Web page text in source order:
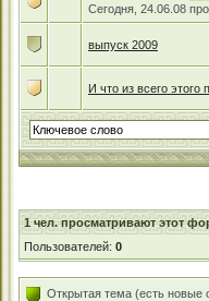
Сегодня, 24.06.08
выпуск 2009
И что из всего этого
1чел. просматривают этот
Пользователей: 0
Открытая тема (есть новые